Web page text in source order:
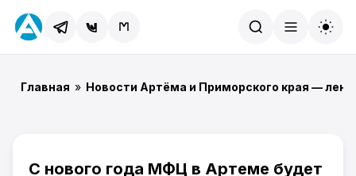
Главная » Новости Артёма и Приморского края —
С нового года МФЦ в Артеме будет